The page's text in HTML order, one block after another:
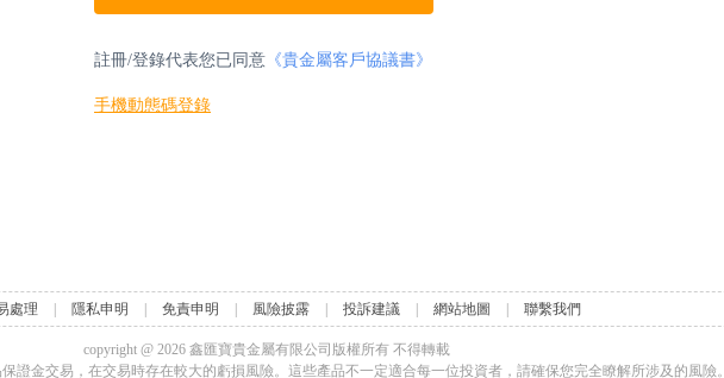
註冊/登錄代表您已同意 《貴金屬客戶協議書》
手機動態碼登錄
處理 隱私申明 免責申明 風險披露 投訴建議 網站地圖 聯繫我們
copyright @ 2026 鑫匯寶貴金屬有限公司版權所有 不得轉載
證金交易，在交易時存在較大的虧損風險。這些產品不一定適合每一位投資者，請確保您完全瞭解所涉及的風險。